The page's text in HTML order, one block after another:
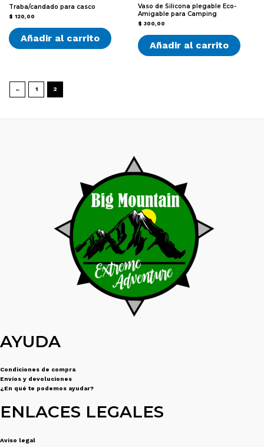
Traba/candado para casco
$ 120,00
Añadir al carrito
Vaso de Silicona plegable Eco-
Amigable para Camping
$ 300,00
Añadir al carrito
← 1 2
AYUDA
Condiciones de compra
Envíos y devoluciones
¿En qué te podemos ayudar?
ENLACES LEGALES
Aviso legal